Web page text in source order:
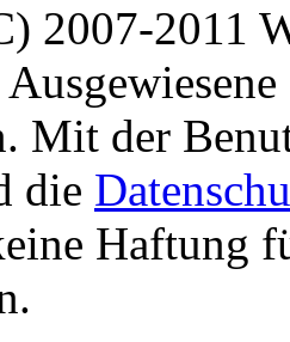
2007-2011
Mit der
die
Haftung